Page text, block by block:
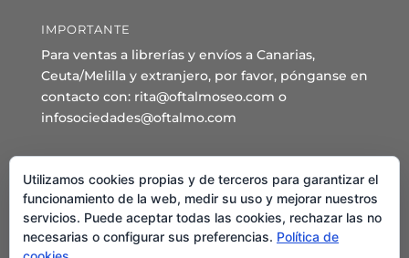
IMPORTANTE
Para ventas a librerías y envíos a Canarias,
Ceuta/Melilla y extranjero, por favor, pónganse en
contacto con: rita@oftalmoseo.com o
infosociedades@oftalmo.com
Sede Administrativa y Secretaría General
C/ Arcipreste de Hita 14 – 1º Derecha.
28015 – Madrid
Teléfono: 91 544 80 35 - 91 544 58 79
Utilizamos cookies propias y de terceros para garantizar el
funcionamiento de la web, medir su uso y mejorar nuestros
servicios. Puede aceptar todas las cookies, rechazar las no
necesarias o configurar sus preferencias. Política de